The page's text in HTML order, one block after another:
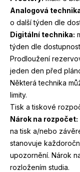
Analogová
o další týden dle
Digitální technika:
týden dle
Prodloužení
jeden den před
Některá technika
limity.
Tisk a tiskové
Nárok na rozpočet:
na tisk a/​nebo
stanovuje
upozornění. Nárok
rozložením studia.